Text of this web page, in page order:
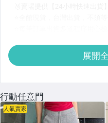
展開
行動任意門
人氣賣家